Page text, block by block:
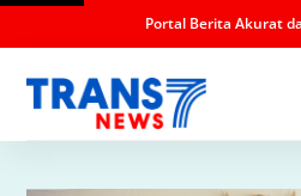
Portal Berita Akurat